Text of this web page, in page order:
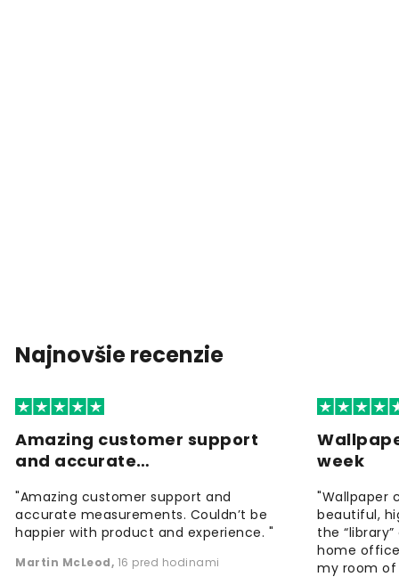
Najnovšie recenzie
Amazing customer support
and accurate…
"Amazing customer support and
accurate measurements. Couldn’t be
happier with product and experience. "
Martin McLeod, 16 pred hodinami
week
"Wallpaper
beautiful,
the
home
my room of